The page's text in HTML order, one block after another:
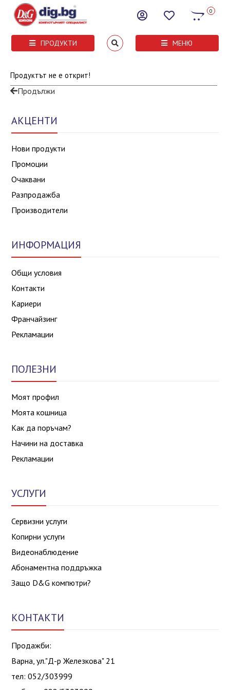
0
ПРОДУКТИ МЕНЮ
Продуктът не е открит!
Продължи
АКЦЕНТИ
Нови продукти
Промоции
Очаквани
Разпродажба
Производители
ИНФОРМАЦИЯ
Общи условия
Контакти
Кариери
Франчайзинг
Рекламации
ПОЛЕЗНИ
Моят профил
Моята кошница
Как да поръчам?
Начини на доставка
Рекламации
УСЛУГИ
Сервизни услуги
Копирни услуги
Видеонаблюдение
Абонаментна поддръжка
Защо D&G компютри?
КОНТАКТИ
Продажби:
Варна, ул."Д-р Железкова" 21
тел: 052/303999